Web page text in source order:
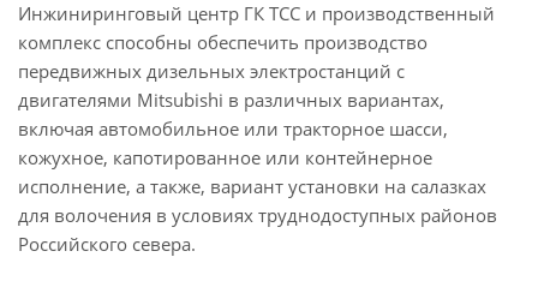
Инжиниринговый центр ГК ТСС и производственный
комплекс способны обеспечить производство
передвижных дизельных электростанций с
двигателями Mitsubishi в различных вариантах,
включая автомобильное или тракторное шасси,
кожухное, капотированное или контейнерное
исполнение, а также, вариант установки на салазках
для волочения в условиях труднодоступных районов
Российского севера.